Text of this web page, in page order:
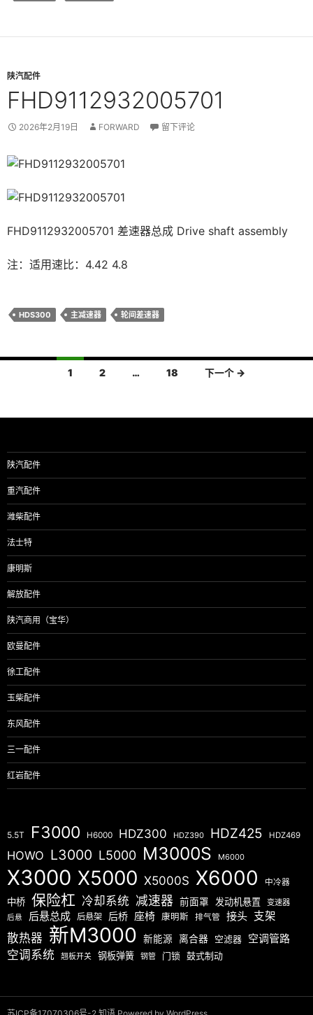
陕汽配件
FHD9112932005701
2026年2月19日 FORWARD 留下评论
FHD9112932005701 差速器总成 Drive shaft assembly
注：适用速比：4.42 4.8
HDS300 主减速器 轮间差速器
导
1 2 … 18 下一个 →
陕汽配件
重汽配件
潍柴配件
法士特
康明斯
解放配件
陕汽商用（宝华）
欧曼配件
徐工配件
玉柴配件
东风配件
三一配件
红岩配件
5.5T F3000 H6000 HDZ300 HDZ390 HDZ425 HDZ469
HOWO L3000 L5000 M3000S M6000
X3000 X5000 X5000S X6000 中冷器
中桥 保险杠 冷却系统 减速器 前面罩 发动机悬置 变速器
后悬 后悬总成 后悬架 后桥 座椅 康明斯 排气管 接头 支架
散热器 新M3000 新能源 离合器 空滤器 空调管路
空调系统 翘板开关 钢板弹簧 钢管 门锁 鼓式制动